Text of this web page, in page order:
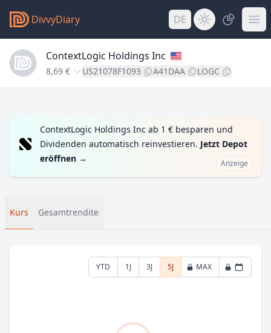
DivvyDiary DE
ContextLogic Holdings Inc
8,69 € US21078F1093 A41DAA LOGC
ContextLogic Holdings Inc ab 1 € besparen und
Dividenden automatisch reinvestieren. Jetzt Depot
eröffnen → Anzeige
Kurs Gesamtrendite
YTD 1J 3J 5J MAX